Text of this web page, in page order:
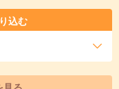
込む